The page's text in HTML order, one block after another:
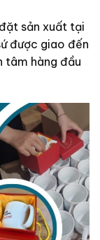
sản xuất tại
được giao đến
tâm hàng đầu